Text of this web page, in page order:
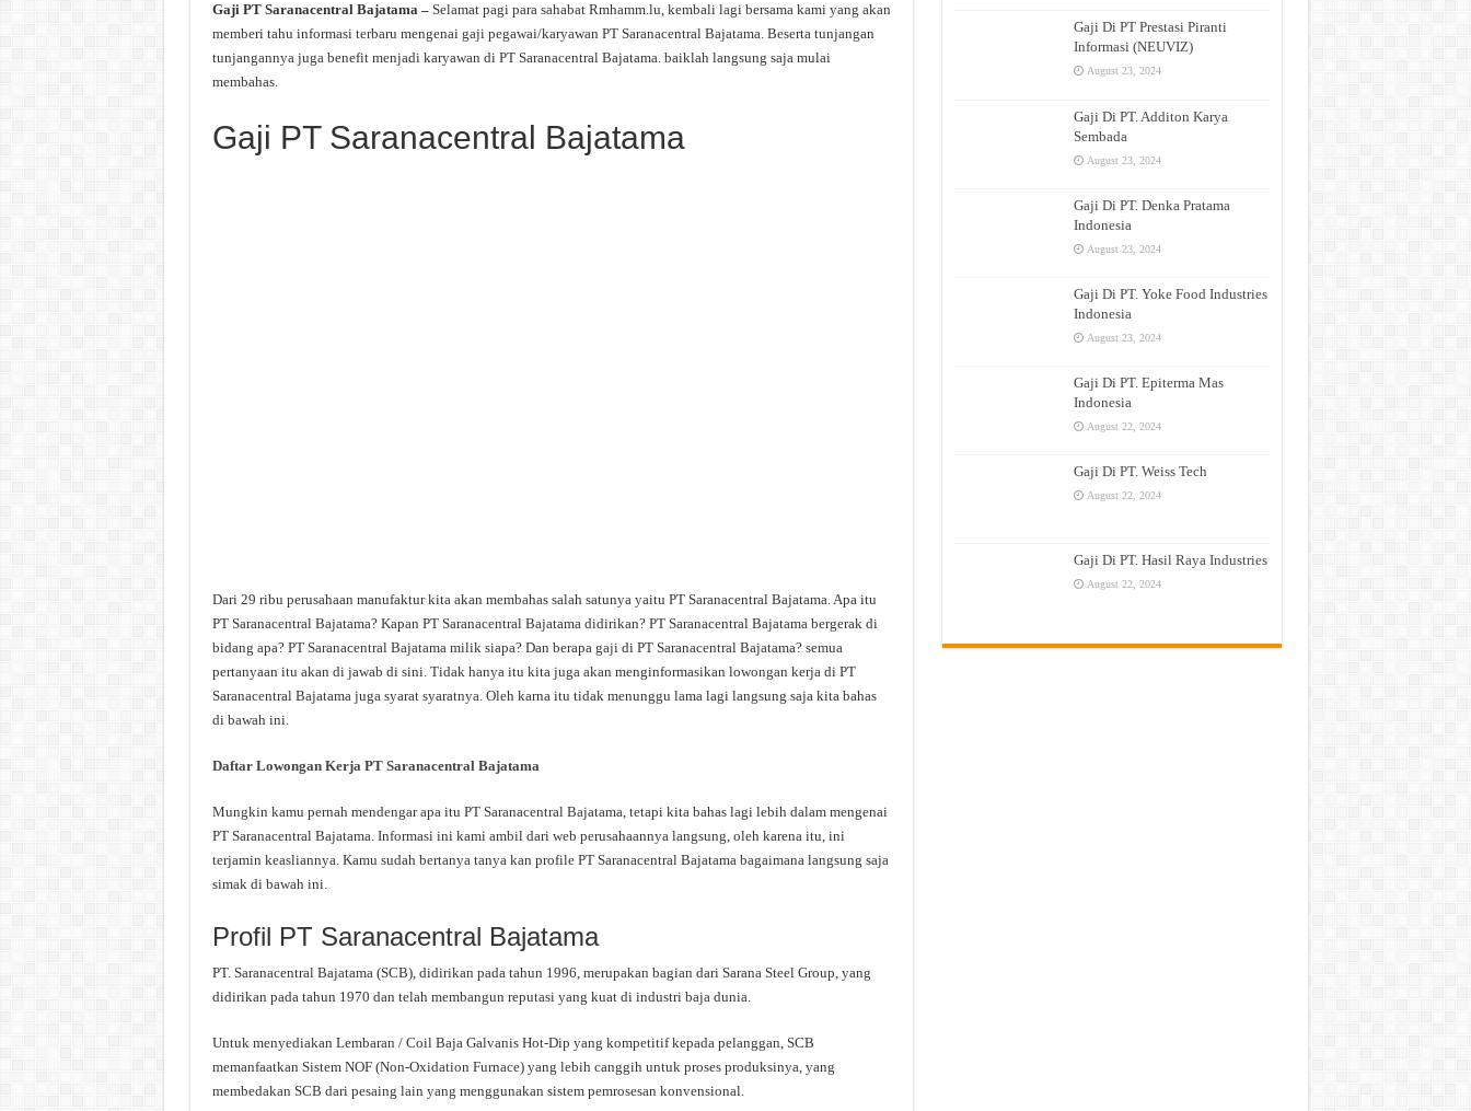
Gaji PT Saranacentral Bajatama – Selamat pagi para sahabat Rmhamm.lu, kembali lagi bersama kami yang akan
memberi tahu informasi terbaru mengenai gaji pegawai/karyawan PT Saranacentral Bajatama. Beserta tunjangan
tunjangannya juga benefit menjadi karyawan di PT Saranacentral Bajatama. baiklah langsung saja mulai
membahas.
Gaji PT Saranacentral Bajatama
Dari 29 ribu perusahaan manufaktur kita akan membahas salah satunya yaitu PT Saranacentral Bajatama. Apa itu
PT Saranacentral Bajatama? Kapan PT Saranacentral Bajatama didirikan? PT Saranacentral Bajatama bergerak di
bidang apa? PT Saranacentral Bajatama milik siapa? Dan berapa gaji di PT Saranacentral Bajatama? semua
pertanyaan itu akan di jawab di sini. Tidak hanya itu kita juga akan menginformasikan lowongan kerja di PT
Saranacentral Bajatama juga syarat syaratnya. Oleh karna itu tidak menunggu lama lagi langsung saja kita bahas
di bawah ini.
Daftar Lowongan Kerja PT Saranacentral Bajatama
Mungkin kamu pernah mendengar apa itu PT Saranacentral Bajatama, tetapi kita bahas lagi lebih dalam mengenai
PT Saranacentral Bajatama. Informasi ini kami ambil dari web perusahaannya langsung, oleh karena itu, ini
terjamin keasliannya. Kamu sudah bertanya tanya kan profile PT Saranacentral Bajatama bagaimana langsung saja
simak di bawah ini.
Profil PT Saranacentral Bajatama
PT. Saranacentral Bajatama (SCB), didirikan pada tahun 1996, merupakan bagian dari Sarana Steel Group, yang
didirikan pada tahun 1970 dan telah membangun reputasi yang kuat di industri baja dunia.
Untuk menyediakan Lembaran / Coil Baja Galvanis Hot-Dip yang kompetitif kepada pelanggan, SCB
memanfaatkan Sistem NOF (Non-Oxidation Furnace) yang lebih canggih untuk proses produksinya, yang
membedakan SCB dari pesaing lain yang menggunakan sistem pemrosesan konvensional.
Gaji Di PT Prestasi Piranti
Informasi (NEUVIZ)
August 23, 2024
Gaji Di PT. Additon Karya
Sembada
August 23, 2024
Gaji Di PT. Denka Pratama
Indonesia
August 23, 2024
Gaji Di PT. Yoke Food Industries
Indonesia
August 23, 2024
Gaji Di PT. Epiterma Mas
Indonesia
August 22, 2024
Gaji Di PT. Weiss Tech
August 22, 2024
Gaji Di PT. Hasil Raya Industries
August 22, 2024